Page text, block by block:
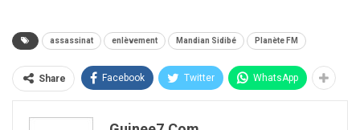
assassinat enlèvement Mandian Sidibé Planète FM
Share Facebook Twitter WhatsApp